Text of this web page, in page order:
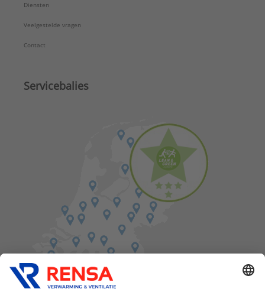
Diensten
Veelgestelde vragen
Contact
Servicebalies